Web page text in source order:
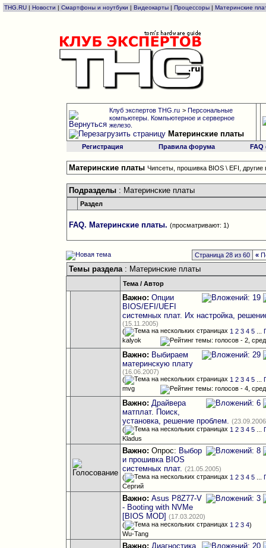
THG.RU | Новости | Смартфоны и ноутбуки | Видеокарты | Процессоры | Материнские
Клуб экспертов THG.ru > Персональные
компьютеры. Компьютерное и серверное
железо.
Материнские платы
Регистрация Правила форума
Материнские платы Чипсеты, прошивка BIOS \ EFI, другие
Подразделы: Материнские платы
Раздел
FAQ. Материнские платы. (просматривают: 1)
Страница 28 из 60 «
Темы раздела: Материнские платы
Тема /Автор
Важно: Опции
BIOS/EFI/UEFI
системных плат. Их настройка,
(15.11.2005)
(
1 2 3 4 5 ...
kalyok
Важно: Выбираем
материнскую плату
(16.06.2007)
(
1 2 3 4 5 ...
mvg
Важно: Драйвера
матплат. Поиск,
установка, решение проблем.
(
1 2 3 4 5 ...
Kladus
Важно: Опрос: Выбор
и прошивка BIOS
системных плат. (21.05.2005)
(
1 2 3 4 5 ...
Сергий
Важно: Asus P8Z77-V
- Booting with NVMe
[BIOS MOD] (17.03.2020)
(
1 2 3 4)
Wu-Tang
Важно: Диагностика